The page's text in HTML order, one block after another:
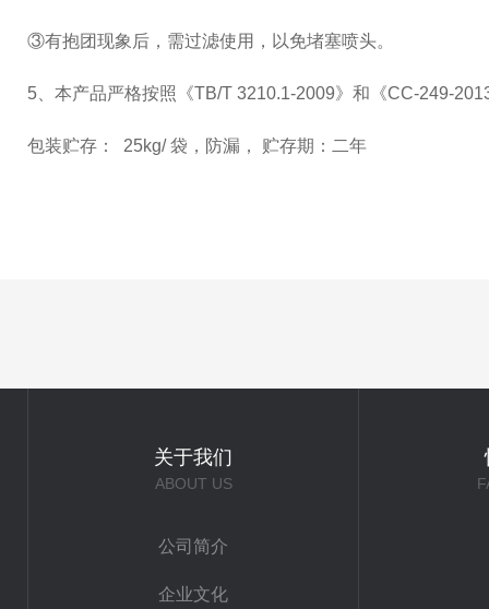
③有抱团现象后，需过滤使用，以免堵塞喷头。
5、本产品严格按照《TB/T 3210.1-2009》和《CC-249-
包装贮存： 25kg/ 袋，防漏， 贮存期：二年
关于我们
ABOUT US
公司简介
企业文化